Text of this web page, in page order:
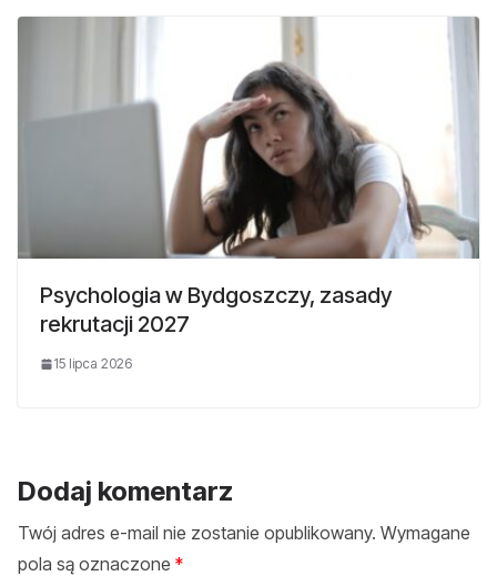
Psychologia w Bydgoszczy, zasady
rekrutacji 2027
15 lipca 2026
Dodaj komentarz
Twój adres e-mail nie zostanie opublikowany. Wymagane
pola są oznaczone *